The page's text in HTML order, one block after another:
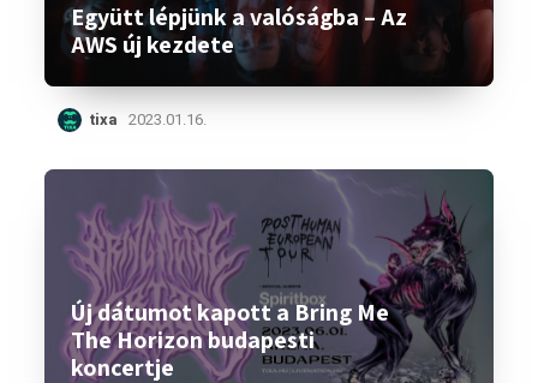
Együtt lépjünk a valóságba – Az
AWS új kezdete
tixa 2023.01.16.
Új dátumot kapott a Bring Me
The Horizon budapesti
koncertje